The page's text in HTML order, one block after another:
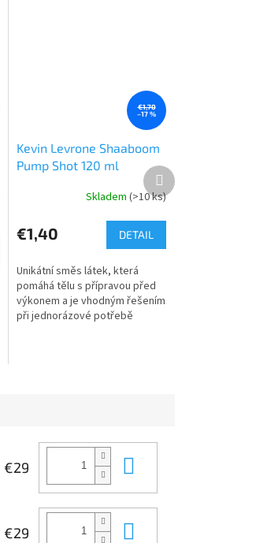
€1,70
–17 %
Kevin Levrone Shaaboom
Pump Shot 120 ml
Skladem (>10 ks)
€1,40 DETAIL
Unikátní směs látek, která
pomáhá tělu s přípravou před
výkonem a je vhodným řešením
při jednorázové potřebě
Ďalší
produkt
€29
€29